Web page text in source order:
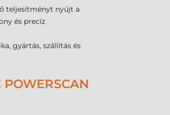
teljesítményt nyújt a
és precíz
gyártás, szállítás és
POWERSCAN